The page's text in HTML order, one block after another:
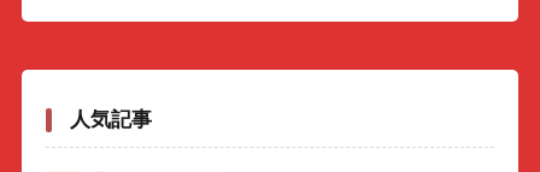
人気記事